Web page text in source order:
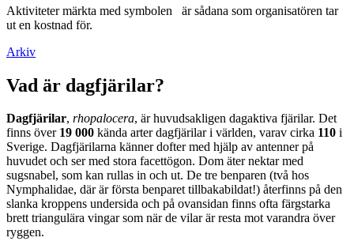
Aktiviteter märkta med symbolen
är sådana som organisatören tar
ut en kostnad för.
Arkiv
Vad är dagfjärilar?
Dagfjärilar, rhopalocera, är huvudsakligen dagaktiva fjärilar. Det
finns över 19 000 kända arter dagfjärilar i världen, varav cirka 110 i
Sverige. Dagfjärilarna känner dofter med hjälp av antenner på
huvudet och ser med stora facettögon. Dom äter nektar med
sugsnabel, som kan rullas in och ut. De tre benparen (två hos
Nymphalidae, där är första benparet tillbakabildat!) återfinns på den
slanka kroppens undersida och på ovansidan finns ofta färgstarka
brett triangulära vingar som när de vilar är resta mot varandra över
ryggen.